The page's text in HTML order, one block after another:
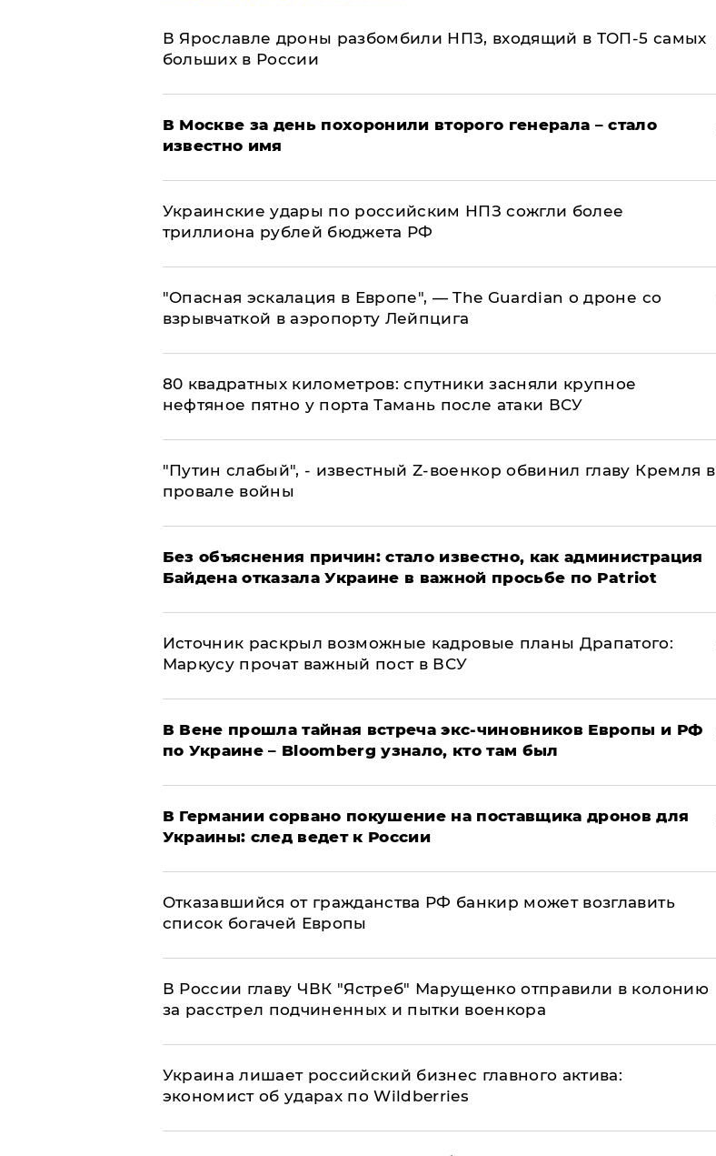
В Ярославле дроны разбомбили НПЗ, входящий в ТОП-5 самых
больших в России
В Москве за день похоронили второго генерала – стало
известно имя
Украинские удары по российским НПЗ сожгли более
триллиона рублей бюджета РФ
"Опасная эскалация в Европе", — The Guardian о дроне со
взрывчаткой в аэропорту Лейпцига
80 квадратных километров: спутники засняли крупное
нефтяное пятно у порта Тамань после атаки ВСУ
​"Путин слабый", - известный Z-военкор обвинил главу Кремля в
провале войны
Без объяснения причин: стало известно, как администрация
Байдена отказала Украине в важной просьбе по Patriot
​Источник раскрыл возможные кадровые планы Драпатого:
Маркусу прочат важный пост в ВСУ
В Вене прошла тайная встреча экс-чиновников Европы и РФ
по Украине – Bloomberg узнало, кто там был
​В Германии сорвано покушение на поставщика дронов для
Украины: след ведет к России
Отказавшийся от гражданства РФ банкир может возглавить
список богачей Европы
В России главу ЧВК "Ястреб" Марущенко отправили в колонию
за расстрел подчиненных и пытки военкора
​Украина лишает российский бизнес главного актива:
экономист об ударах по Wildberries